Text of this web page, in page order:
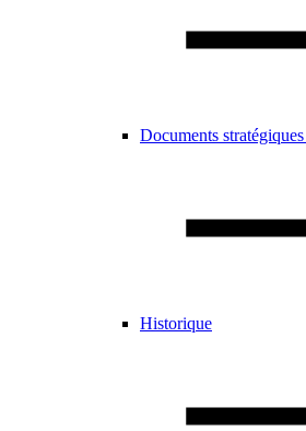
Documents
Historique